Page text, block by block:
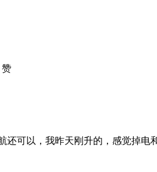
赞
还可以，我昨天刚升的，感觉掉电